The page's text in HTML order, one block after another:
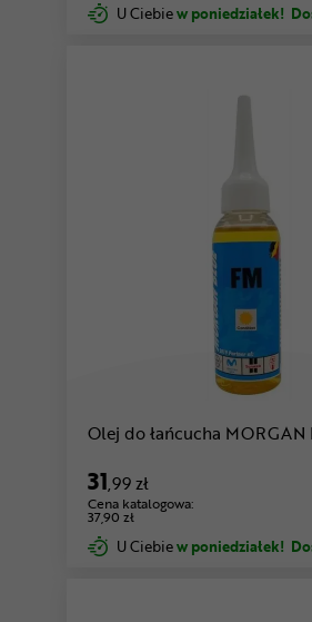
U Ciebiew poniedziałek!
Olej do łańcucha MORGAN
31,99 zł
Cena katalogowa:
37,90 zł
U Ciebiew poniedziałek!